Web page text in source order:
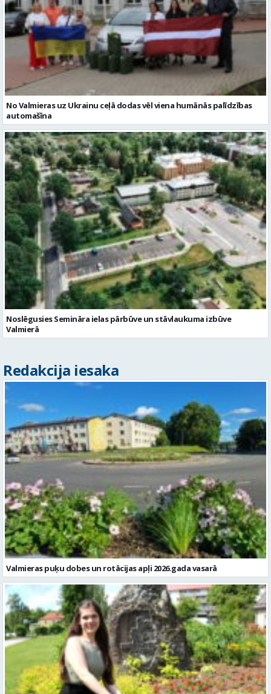
No Valmieras uz Ukrainu ceļā dodas vēl viena humānās palīdzības
automašīna
Noslēgusies Semināra ielas pārbūve un stāvlaukuma izbūve
Valmierā
Redakcija iesaka
Valmieras puķu dobes un rotācijas apļi 2026.gada vasarā